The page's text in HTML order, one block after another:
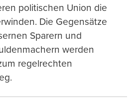
politischen Union die
Die Gegensätze
Sparern und
werden
regelrechten